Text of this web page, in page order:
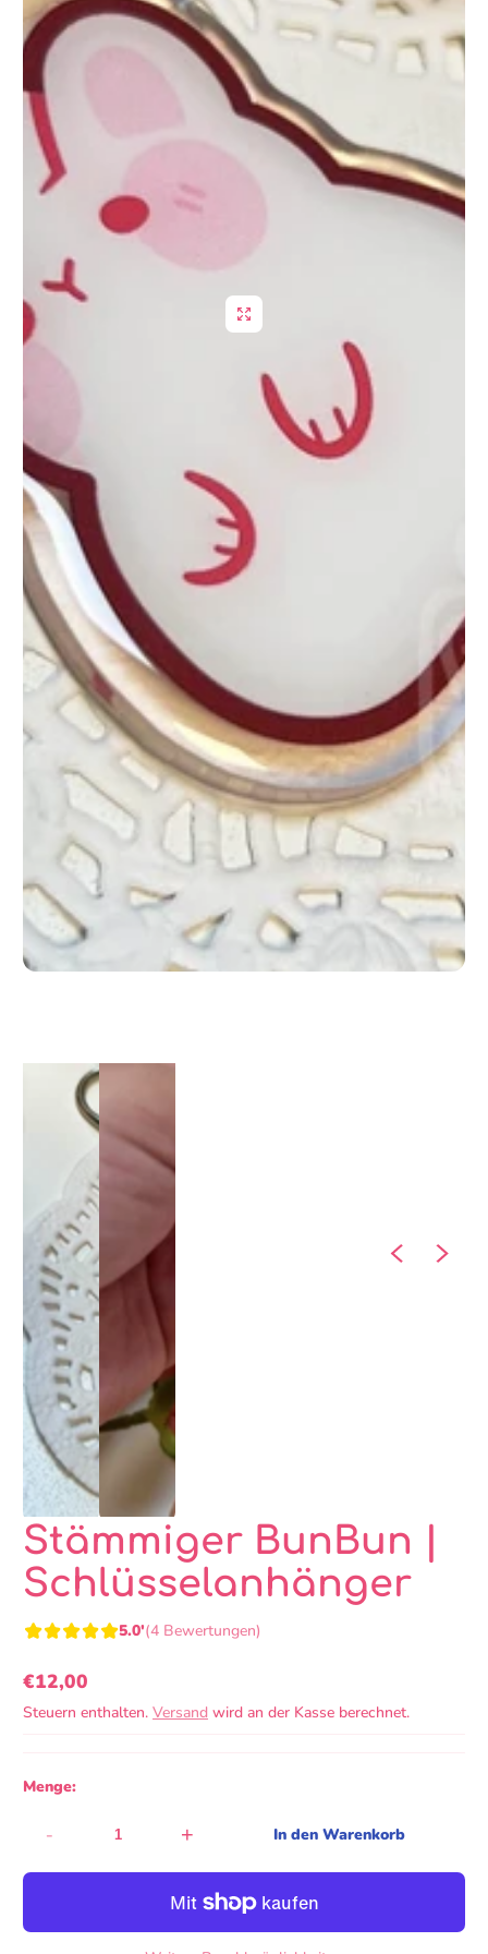
Stämmiger BunBun |
Schlüsselanhänger
5.0'(4 Bewertungen)
Regulärer
Preis
€12,00
Steuern enthalten. Versand wird an der Kasse berechnet.
Menge:
- + In den Warenkorb